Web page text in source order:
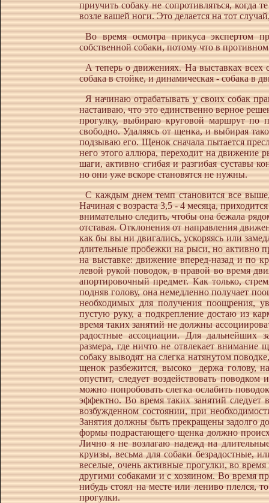
приучить собаку не сопротивляться, когда
возле вашей ноги. Это делается на тот
Во время осмотра прикуса экспертом
собственной собаки, потому что в
А теперь о движениях. На выставках всех
собака в стойке, и динамическая - собака в
Я начинаю отрабатывать у своих собак
настаиваю, что это единственно верное
прогулку, выбираю круговой маршрут
свободно. Удаляясь от щенка, и выбирая
подзываю его. Щенок сначала пытается
него этого аллюра, переходит на движение
шаги, активно сгибая и разгибая суставы
но они уже вскоре становятся не нужны.
С каждым днем темп становится все
Начиная с возраста 3,5 - 4 месяца,
внимательно следить, чтобы она бежала
отставая. Отклонения от направления
как бы вы ни двигались, ускоряясь или
длительные пробежки на рыси, но активно
на выставке: движение вперед-назад и по
левой рукой поводок, в правой во время
апортировочный предмет. Как только,
подняв голову, она немедленно получает
необходимых для получения поощрения,
пустую руку, а подкрепление достаю из
время таких занятий не должны
радостные ассоциации. Для дальнейших
размера, где ничто не отвлекает
собаку выводят на слегка натянутом
щенок разбежится, высоко держа голову,
опустит, следует воздействовать
можно попробовать слегка ослабить
эффектно. Во время таких занятий следует
возбужденном состоянии, при
Занятия должны быть прекращены задолго
формы подрастающего щенка должно
Лично я не возлагаю надежд на
круизы, весьма для собаки безрадостные,
веселые, очень активные прогулки, во
другими собаками и с хозяином. Во время
нибудь стоял на месте или лениво плелся,
прогулки.